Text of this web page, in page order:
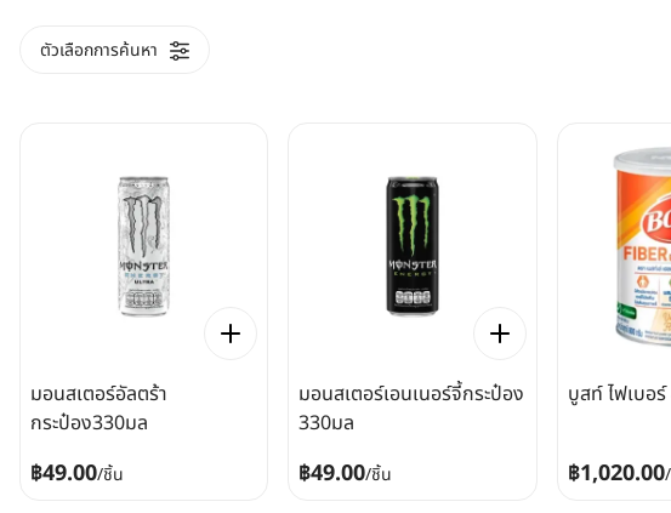
ตัวเลือกการค้นหา
มอนสเตอร์อัลตร้า
กระป๋อง330มล
฿49.00/ชิ้น
มอนสเตอร์เอนเนอร์จี้กระป๋อง
330มล
฿49.00/ชิ้น
บูสท์ ไฟเบอ
฿1,020.00/